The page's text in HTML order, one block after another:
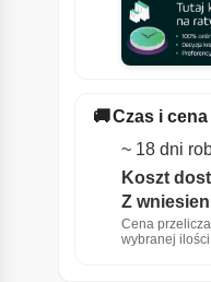
🚚Czas i cena
~ 18 dni
Koszt
Z
Cena
wybranej